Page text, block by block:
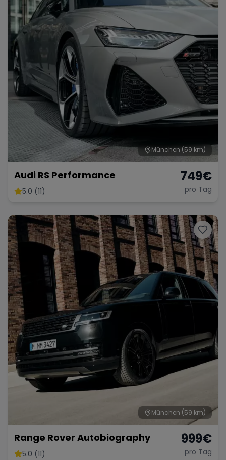
München(59 km)
Audi RS Performance
5.0 (11)
749€
pro Tag
München (59 km)
Range Rover Autobiography
5.0 (11)
999€
pro Tag